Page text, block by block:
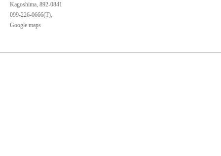
Kagoshima, 892-0841
099-226-0666(T),
Google maps